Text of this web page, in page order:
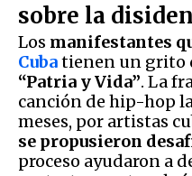
sobre la
Los manifestantes
Cubatienen un grito
“Patria y Vida”. La
canción de hip-hop
meses, por artistas
se propusieron
proceso ayudaron a